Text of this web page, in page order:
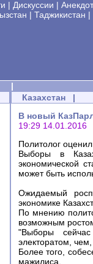
| Дискуссии |
| Таджикистан |
|
Казахстан |
В новый
19:29 14.01.2016
Политолог
Выборы в
экономической
может быть
Ожидаемый
экономике
По мнению
возможным
"Выборы
электоратом,
Более того,
мажилиса.